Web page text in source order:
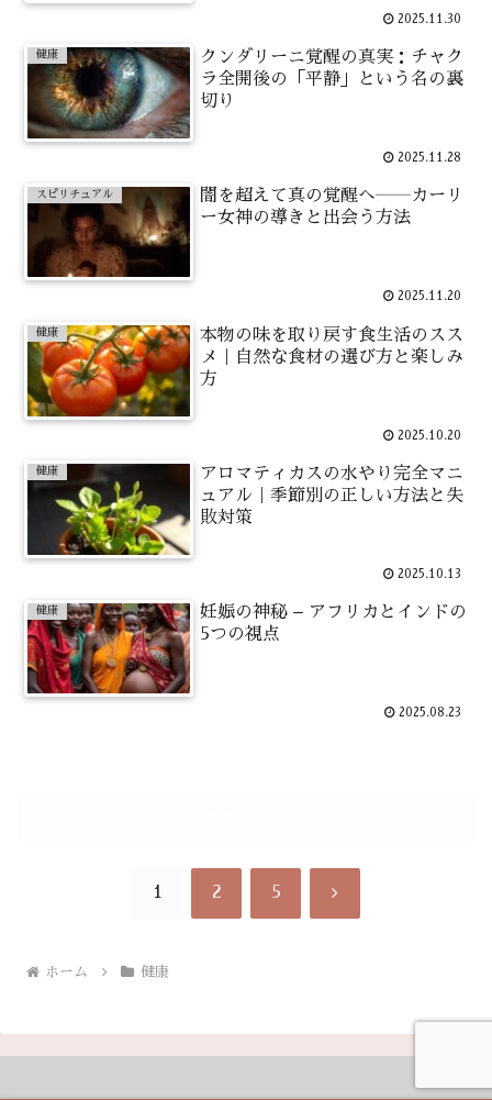
2025.11.30
健康
クンダリーニ覚醒の真実：チャク
ラ全開後の「平静」という名の裏
切り
2025.11.28
スピリチュアル
闇を超えて真の覚醒へ――カーリ
ー女神の導きと出会う方法
2025.11.20
健康
本物の味を取り戻す食生活のスス
メ｜自然な食材の選び方と楽しみ
方
2025.10.20
健康
アロマティカスの水やり完全マニ
ュアル｜季節別の正しい方法と失
敗対策
2025.10.13
健康
妊娠の神秘 – アフリカとインドの
5つの視点
2025.08.23
1 2 5 次
ホーム 健康